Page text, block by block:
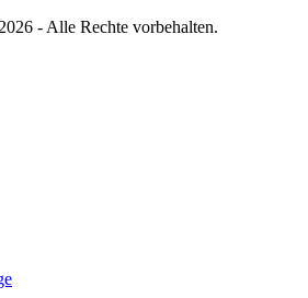
- Alle Rechte vorbehalten.